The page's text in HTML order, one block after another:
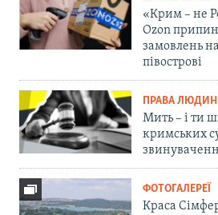
«Крим – не
Ozon
замовлень
півострові
ПРАВА
Мить – і ти
кримських
ФОТОГАЛЕРЕЇ
Краса